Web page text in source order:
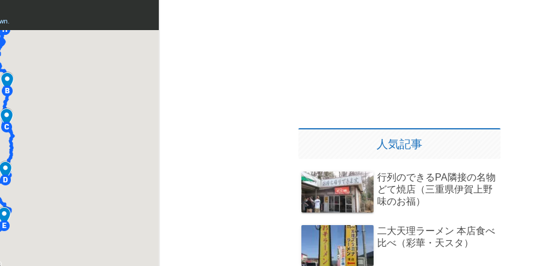
人気記事
行列のできるPA隣接の名物
どて焼店（三重県伊賀上野
味のお福）
二大天理ラーメン 本店食べ
比べ（彩華・天スタ）